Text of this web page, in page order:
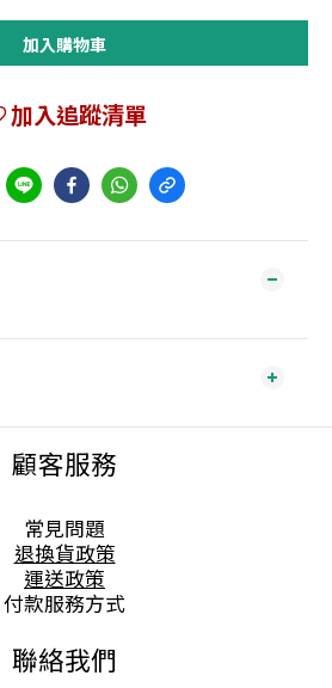
加入購物車
加入追蹤清單
顧客服務
常見問題
退換貨政策
運送政策
付款服務方式
聯絡我們